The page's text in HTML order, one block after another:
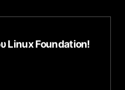
Linux Foundation!